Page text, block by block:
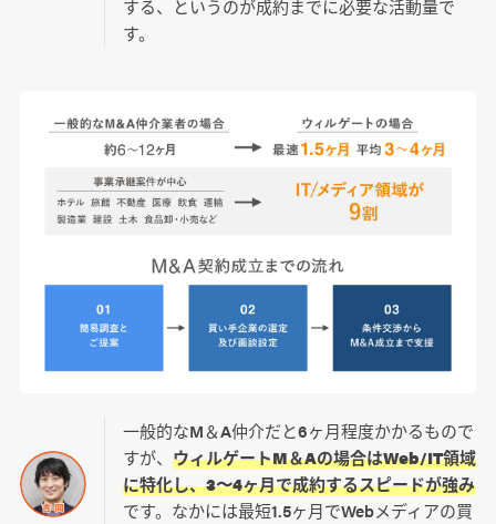
する、というのが成約までに必要な活動量で
す。
一般的なM＆A仲介だと6ヶ月程度かかるもので
すが、 ウィルゲートM＆Aの場合はWeb/IT領域
に特化し、3〜4ヶ月で成約するスピードが強み
です。なかには最短1.5ヶ月でWebメディアの買